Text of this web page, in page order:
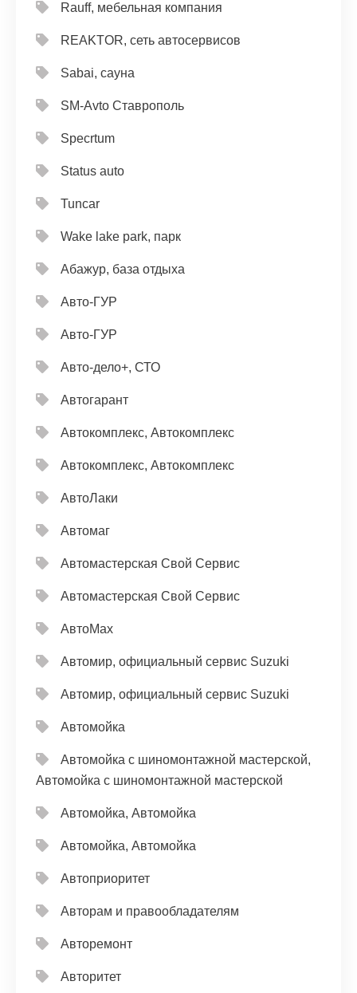
Rauff, мебельная компания
REAKTOR, сеть автосервисов
Sabai, сауна
SM-Avto Ставрополь
Specrtum
Status auto
Tuncar
Wake lake park, парк
Абажур, база отдыха
Авто-ГУР
Авто-ГУР
Авто-дело+, СТО
Автогарант
Автокомплекс, Автокомплекс
Автокомплекс, Автокомплекс
АвтоЛаки
Автомаг
Автомастерская Свой Сервис
Автомастерская Свой Сервис
АвтоМах
Автомир, официальный сервис Suzuki
Автомир, официальный сервис Suzuki
Автомойка
Автомойка с шиномонтажной мастерской,
Автомойка с шиномонтажной мастерской
Автомойка, Автомойка
Автомойка, Автомойка
Автоприоритет
Авторам и правообладателям
Авторемонт
Авторитет